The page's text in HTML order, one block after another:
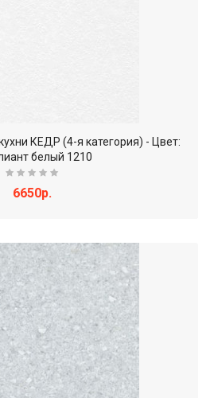
КЕДР (4-я категория) - Цвет:
белый 1210
6650р.